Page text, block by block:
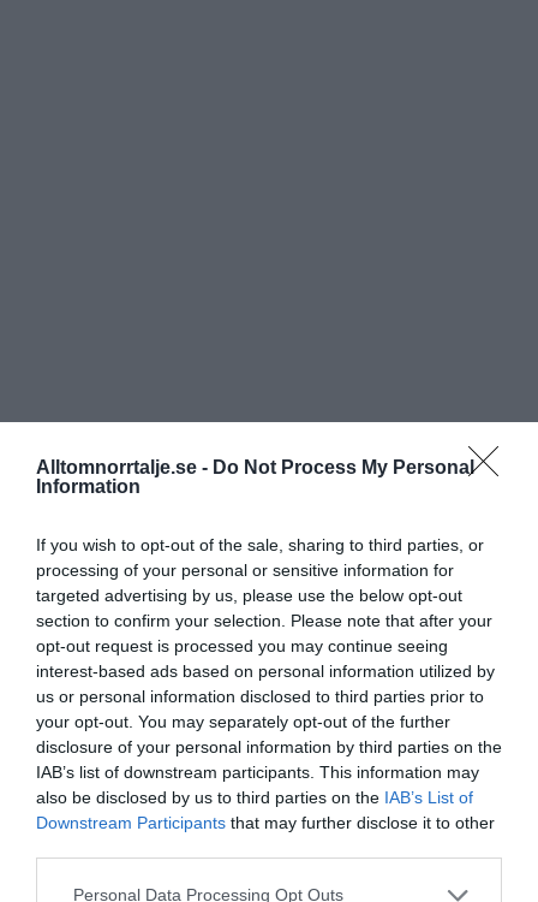
Alltomnorrtalje.se - Do Not Process My Personal
Information
If you wish to opt-out of the sale, sharing to third parties, or
processing of your personal or sensitive information for
targeted advertising by us, please use the below opt-out
section to confirm your selection. Please note that after your
opt-out request is processed you may continue seeing
interest-based ads based on personal information utilized by
us or personal information disclosed to third parties prior to
your opt-out. You may separately opt-out of the further
disclosure of your personal information by third parties on the
IAB’s list of downstream participants. This information may
also be disclosed by us to third parties on the IAB’s List of
Downstream Participants that may further disclose it to other
Personal Data Processing Opt Outs